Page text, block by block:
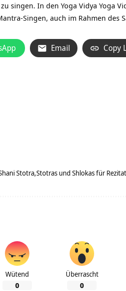
singen. In den Yoga Vidya Yoga
Singen, auch im Rahmen des
Email Copy
Stotra Stotras und Shlokas für
Wütend
0
Überrascht
0